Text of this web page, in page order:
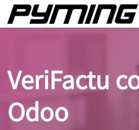
Skip to Content
VeriFactu
Odoo